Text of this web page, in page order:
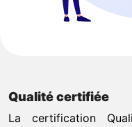
Qualité certifiée
La certification